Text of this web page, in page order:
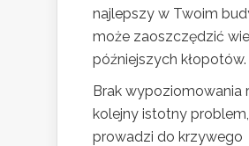
najlepszy w Twoim
może zaoszczędzić
późniejszych kłopotów.
Brak wypoziomowania
kolejny istotny
prowadzi do krzywego